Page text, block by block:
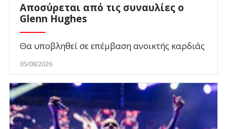
Αποσύρεται από τις συναυλίες ο
Glenn Hughes
Θα υποβληθεί σε επέμβαση ανοικτής καρδιάς
05/08/2026